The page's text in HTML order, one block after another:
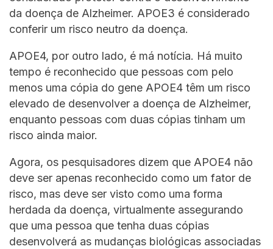
da doença de Alzheimer. APOE3 é considerado
conferir um risco neutro da doença.
APOE4, por outro lado, é má notícia. Há muito
tempo é reconhecido que pessoas com pelo
menos uma cópia do gene APOE4 têm um risco
elevado de desenvolver a doença de Alzheimer,
enquanto pessoas com duas cópias tinham um
risco ainda maior.
Agora, os pesquisadores dizem que APOE4 não
deve ser apenas reconhecido como um fator de
risco, mas deve ser visto como uma forma
herdada da doença, virtualmente assegurando
que uma pessoa que tenha duas cópias
desenvolverá as mudanças biológicas associadas